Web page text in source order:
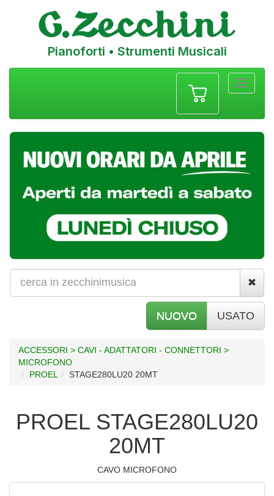
Pianoforti • Strumenti Musicali
NUOVO USATO
ACCESSORI > CAVI - ADATTATORI - CONNETTORI >
MICROFONO
PROEL
STAGE280LU20 20MT
PROEL STAGE280LU20
20MT
CAVO MICROFONO